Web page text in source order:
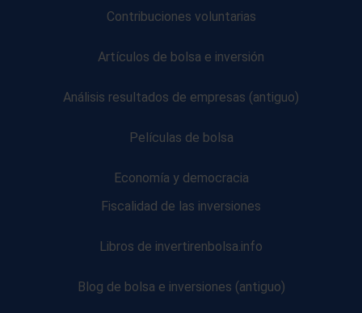
Contribuciones voluntarias
Artículos de bolsa e inversión
Análisis resultados de empresas (antiguo)
Películas de bolsa
Economía y democracia
Fiscalidad de las inversiones
Libros de invertirenbolsa.info
Blog de bolsa e inversiones (antiguo)